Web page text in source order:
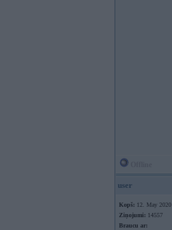
user
Kopš: 12. May 2020
Ziņojumi: 14557
Braucu ar: